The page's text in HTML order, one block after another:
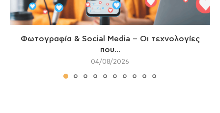
Φωτογραφία & Social Media – Οι τεχνολογίες
που...
04/08/2026